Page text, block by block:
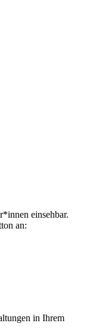
einsehbar.
an:
in Ihrem